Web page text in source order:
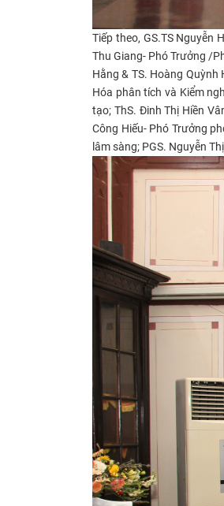
Tiếp theo, GS.TS
Thu Giang- Phó Trưởng /
Hằng & TS. Hoàng Quỳnh
Hóa phân tích và Kiểm
tạo; ThS. Đinh Thị Hiền
Công Hiếu- Phó Trưởng
lâm sàng; PGS. Nguyễn